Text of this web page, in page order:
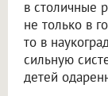
в столичные
не только в
то в
сильную
детей